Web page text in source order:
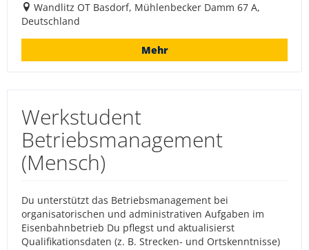
Wandlitz OT Basdorf, Mühlenbecker Damm 67 A,
Deutschland
Mehr
Werkstudent
Betriebsmanagement
(Mensch)
Du unterstützt das Betriebsmanagement bei
organisatorischen und administrativen Aufgaben im
Eisenbahnbetrieb Du pflegst und aktualisierst
Qualifikationsdaten (z. B. Strecken- und Ortskenntnisse)